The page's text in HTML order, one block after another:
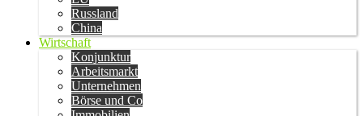
Russland
China
Wirtschaft
Konjunktur
Arbeitsmarkt
Unternehmen
Börse und Co